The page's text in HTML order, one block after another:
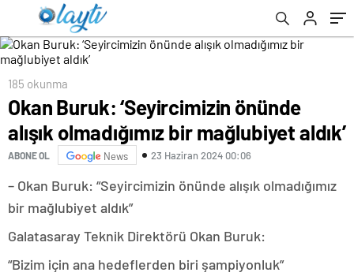
185 okunma
Okan Buruk: ‘Seyircimizin önünde
alışık olmadığımız bir mağlubiyet aldık’
ABONE OL News 23 Haziran 2024 00:06
– Okan Buruk: “Seyircimizin önünde alışık olmadığımız
bir mağlubiyet aldık”
Galatasaray Teknik Direktörü Okan Buruk:
“Bizim için ana hedeflerden biri şampiyonluk”